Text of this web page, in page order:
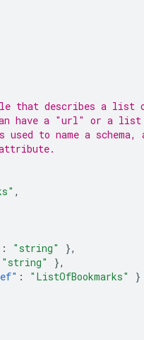
that describes a list
have a "url" or a list
to name a schema,
,
: "string"
},
"string"
},
: "ListOfBookmarks"
}